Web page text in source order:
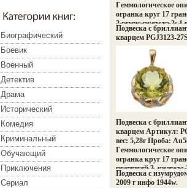
Биографический
Боевик
Военный
Детектив
Драма
Исторический
Комедия
Криминальный
Обучающий
Приключения
Сериал
Гeммологическое
огранка круг 17
2,вгхвю чистота 3; 1
Подвеска с
кварцем PGJ3123-
Подвеска с
кварцем Артикул:
вес: 5,28г Проба:
Гeммологическое
огранка круг 17
цветвгхгй 3,
Подвеска с
2009 г инфо 1944w.